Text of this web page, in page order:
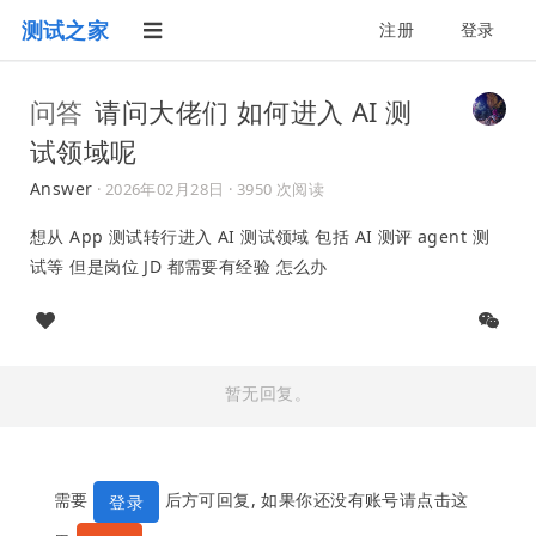
测试之家 注册 登录
问答 请问大佬们 如何进入 AI 测
试领域呢
Answer · 2026年02月28日 · 3950 次阅读
想从 App 测试转行进入 AI 测试领域 包括 AI 测评 agent 测
试等 但是岗位 JD 都需要有经验 怎么办
暂无回复。
需要 登录
后方可回复, 如果你还没有账号请点击这